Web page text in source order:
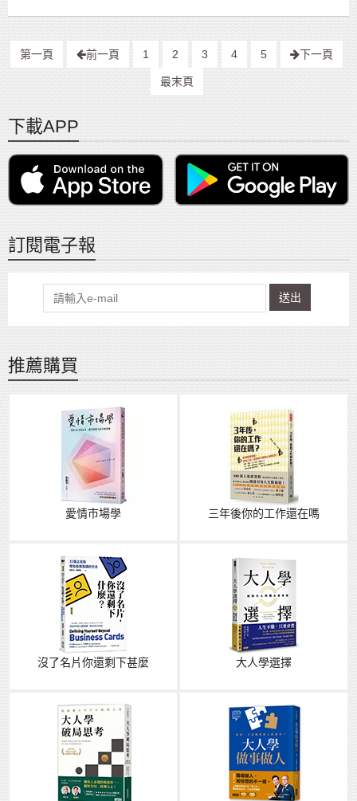
第一頁 前一頁 1 2 3 4 5 下一頁
最末頁
下載APP
訂閱電子報
送出
推薦購買
愛情市場學 三年後你的工作還在嗎
沒了名片你還剩下甚麼 大人學選擇